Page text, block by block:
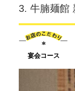
3. 牛腩麺館
宴会コース